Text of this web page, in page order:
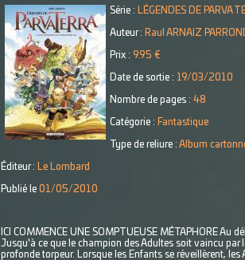
Série : LÉGENDES DE PARVA
Auteur : Raul ARNAIZ
Prix : 9.95 €
Date de sortie : 19/03/2010
Nombre de pages : 48
Catégorie : Fantastique
Type de reliure : Album
Éditeur : Le Lombard
Publié le 01/05/2010
ICI COMMENCE UNE SOMPTUEUSE MÉTAPHORE
Jusqu'à ce que le champion des Adultes soit vaincu
profonde torpeur. Lorsque les Enfants se réveillèrent,